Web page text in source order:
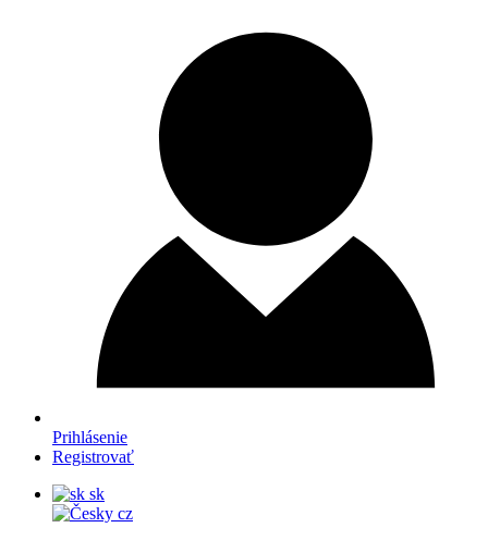
Prihlásenie
Registrovať
sk
cz